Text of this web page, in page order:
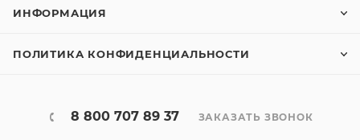
ИНФОРМАЦИЯ
ПОЛИТИКА КОНФИДЕНЦИАЛЬНОСТИ
8 800 707 89 37 ЗАКАЗАТЬ ЗВОНОК